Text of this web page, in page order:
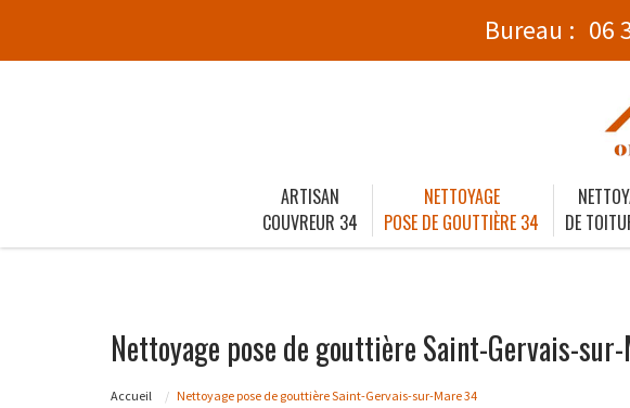
Bureau : 06
ARTISAN
COUVREUR 34
NETTOYAGE
POSE DE GOUTTIÈRE 34
DE
Nettoyage pose de gouttière Saint-Gervais-
Accueil Nettoyage pose de gouttière Saint-Gervais-sur-Mare 34